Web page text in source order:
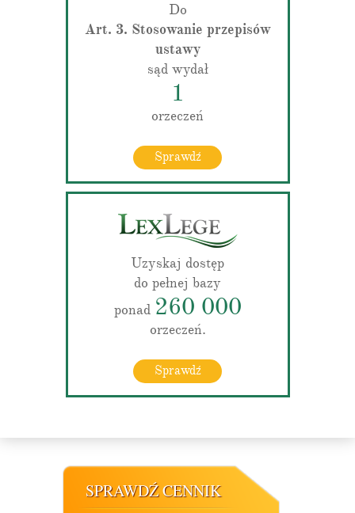
Do
Art. 3. Stosowanie przepisów
ustawy
sąd wydał
1
orzeczeń
Sprawdź
Uzyskaj dostęp
do pełnej bazy
ponad 260 000
orzeczeń.
Sprawdź
SPRAWDŹ CENNIK